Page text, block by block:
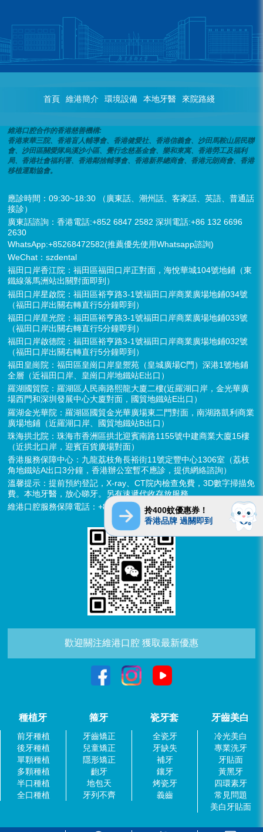
首頁 維港簡介 環境設備 本地牙醫 來院路綫
維港口腔合作的香港慈善機構:
香港東華三院、香港盲人輔導會、香港健愛社、香港信義會、沙田馬鞍山居民聯
會、沙田區關愛隊烏溪沙小區、覺行念慈基金會、樂和東寓、香港勞工及福利
局、香港社會福利署、香港鄰捨輔導會、香港新界總商會、香港元朗商會、香港
移植運動協會。
應診時間：09:30~18:30 （廣東話、潮州話、客家話、英語、普通話
接診）
廣東話諮詢：香港電話:+852 6847 2582 深圳電話:+86 132 6696
2630
WhatsApp:+85268472582(推薦優先使用Whatsapp諮詢)
WeChat：szdental
福田口岸香江院：福田區福田口岸正對面，海悅華城104號地鋪（東
鐵線落馬洲站出關對面即到）
福田口岸星啟院：福田區裕亨路3-1號福田口岸商業廣場地鋪034號
（福田口岸出關右轉直行5分鐘即到）
福田口岸星光院：福田區裕亨路3-1號福田口岸商業廣場地鋪033號
（福田口岸出關右轉直行5分鐘即到）
福田口岸啟德院：福田區裕亨路3-1號福田口岸商業廣場地鋪032號
（福田口岸出關右轉直行5分鐘即到）
福田皇崗院：福田區皇崗口岸皇禦苑（皇城廣場C門）深港1號地鋪
全層（近福田口岸、皇崗口岸地鐵站E出口）
羅湖國貿院：羅湖區人民南路熙龍大廈二樓(近羅湖口岸，金光華廣
場西門和深圳發展中心大廈對面，國貿地鐵站E出口）
羅湖金光華院：羅湖區國貿金光華廣場東二門對面，南湖路凱利商業
廣場地鋪（近羅湖口岸、國貿地鐵站B出口）
珠海拱北院：珠海市香洲區拱北迎賓南路1155號中建商業大廈15樓
（近拱北口岸，迎賓百貨廣場對面）
香港服務保障中心：九龍荔枝角長裕街11號定豐中心1306室（荔枝
角地鐵站A出口3分鐘，香港辦公室暫不應診，提供網絡諮詢）
溫馨提示：提前預約登記，X-ray、CT院內檢查免費，3D數字掃描免
費。本地牙醫，放心睇牙。另有速遞代收存放服務。
維港口腔服務保障電話：+852 6637 2280
歡迎關注維港口腔 獲取最新優惠
種植牙
前牙種植
後牙種植
單顆種植
多顆種植
半口種植
全口種植
箍牙
牙齒矯正
兒童矯正
隱形矯正
齙牙
地包天
牙列不齊
瓷牙套
全瓷牙
牙缺失
補牙
鑲牙
烤瓷牙
義齒
牙齒美白
冷光美白
專業洗牙
牙貼面
黃黑牙
四環素牙
常見問題
美白牙貼面
拎400蚊優惠券！
香港品牌 過關即到